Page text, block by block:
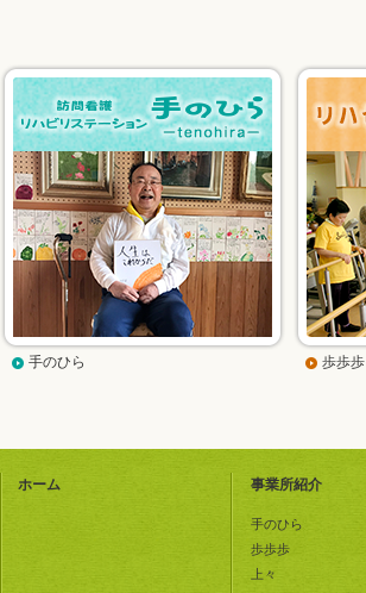
手のひら 歩歩歩
ホーム 事業所紹介
手のひら
歩歩歩
上々